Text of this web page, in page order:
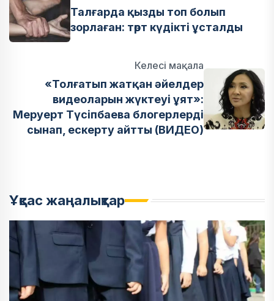
Талғарда қызды топ болып
зорлаған: төрт күдікті ұсталды
Келесі мақала
«Толғатып жатқан әйелдер
видеоларын жүктеуі ұят»:
Меруерт Түсіпбаева блогерлерді
сынап, ескерту айтты (ВИДЕО)
Ұқсас жаңалықтар